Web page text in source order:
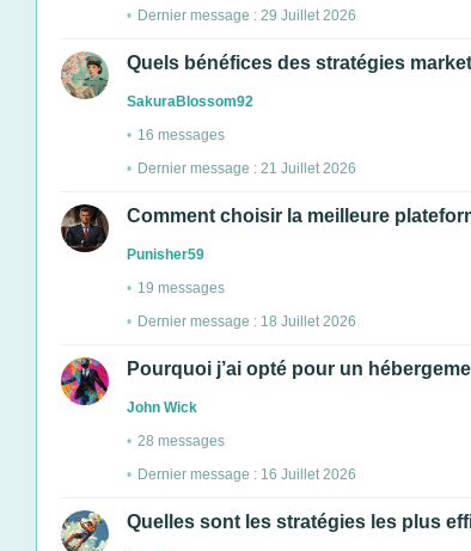
Dernier message : 29 Juillet 2026
Quels bénéfices des stratégies
SakuraBlossom92
16 messages
Dernier message : 21 Juillet 2026
Comment choisir la meilleure
Punisher59
19 messages
Dernier message : 18 Juillet 2026
Pourquoi j’ai opté pour un
John Wick
28 messages
Dernier message : 16 Juillet 2026
Quelles sont les stratégies les plus